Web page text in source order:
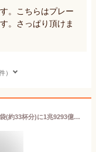
。こちらはプレー
。さっぱり頂けま
）
進化した 乳酸菌飲料美粉屋ちょーぐると 1袋(約33杯分)に1兆9293億個の複合乳酸菌 砂糖不使用 送料無料おなかに届けたい善玉菌ケア植物性 動物性乳酸菌|ビフィズス菌 サプリメント ヨーグルト 乳酸菌ドリンク 乳酸菌サプリ お買い物マラソン